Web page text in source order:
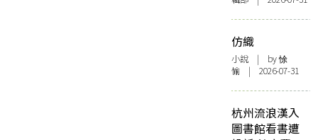
仿織
小說 | by 悇
愉 | 2026-07-31
杭州流浪漢入
圖書館看書遭